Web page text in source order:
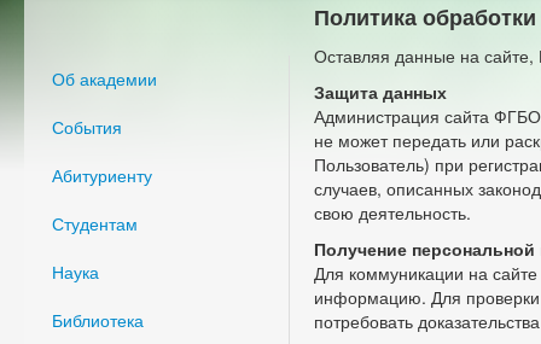
Об академии
События
Абитуриенту
Студентам
Наука
Библиотека
Политика
Оставляя данные на
Защита данных
Администрация сайта
не может передать или
Пользователь) при
случаев, описанных
свою деятельность.
Получение
Для коммуникации на
информацию. Для проверки
потребовать